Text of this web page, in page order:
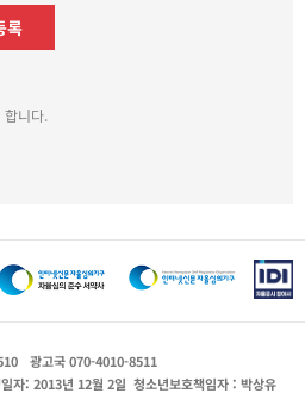
록
니다.
광고국 070-4010-8511
자: 2013년 12월 2일 청소년보호책임자 : 박상유